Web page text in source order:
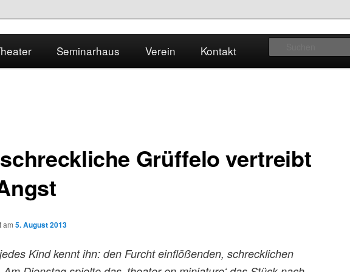
| Seminarhaus Szenario | Heidelberger Puppentheater e.V.
Seminarhaus Verein Kontakt
Grüffelo vertreibt
am 5. August 2013
Kind kennt ihn: den Furcht einflößenden, schrecklichen